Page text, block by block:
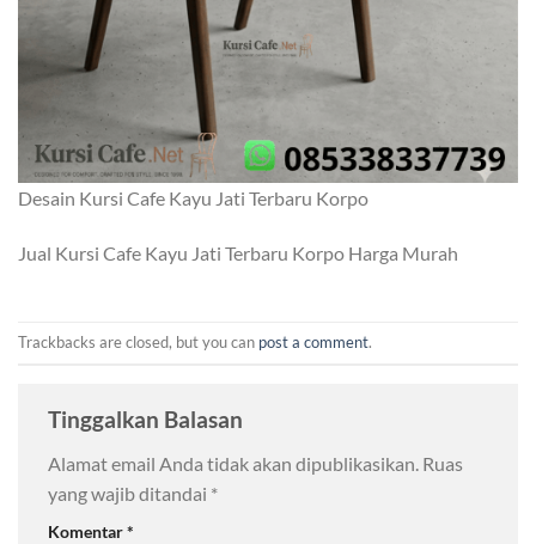
Desain Kursi Cafe Kayu Jati Terbaru Korpo
Jual Kursi Cafe Kayu Jati Terbaru Korpo Harga Murah
Trackbacks are closed, but you can post a comment.
Tinggalkan Balasan
Alamat email Anda tidak akan dipublikasikan. Ruas
yang wajib ditandai *
Komentar*